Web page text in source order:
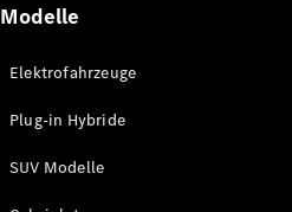
Modelle
Elektrofahrzeuge
Plug-in Hybride
SUV Modelle